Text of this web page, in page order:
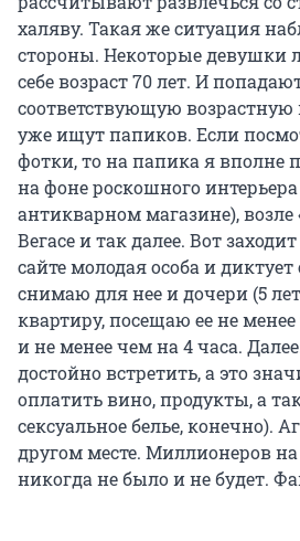
халяву. Такая же ситуация
стороны. Некоторые девушки
себе возраст 70 лет. И
соответствующую
уже ищут папиков. Если
фотки, то на папика я вполне
на фоне роскошного
антикварном магазине), возле
Вегасе и так далее. Вот
сайте молодая особа и
снимаю для нее и дочери (5
квартиру, посещаю ее не
и не менее чем на 4 часа.
достойно встретить, а это
оплатить вино, продукты, а
сексуальное белье, конечно).
другом месте. Миллионеров
никогда не было и не будет.